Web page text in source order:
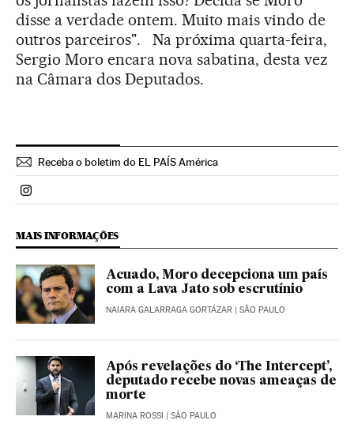
disse a verdade ontem. Muito mais vindo de
outros parceiros". Na próxima quarta-feira,
Sergio Moro encara nova sabatina, desta vez
na Câmara dos Deputados.
Receba o boletim do EL PAÍS América
Politica El País Brasil en Instagram
MAIS INFORMAÇÕES
Acuado, Moro decepciona um país
com a Lava Jato sob escrutínio
NAIARA GALARRAGA GORTÁZAR | SÃO PAULO
Após revelações do ‘The Intercept’,
deputado recebe novas ameaças de
morte
MARINA ROSSI | SÃO PAULO